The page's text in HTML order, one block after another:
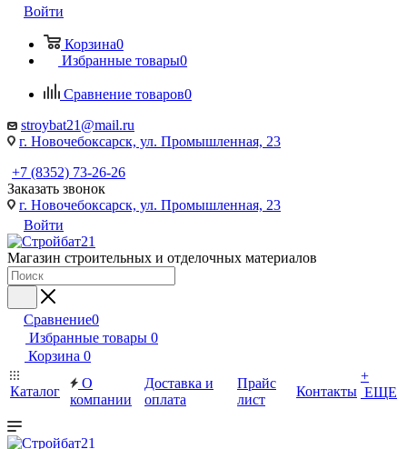
Войти
Корзина0
Избранные товары0
Сравнение товаров0
stroybat21@mail.ru
г. Новочебоксарск, ул. Промышленная, 23
+7 (8352) 73-26-26
Заказать звонок
г. Новочебоксарск, ул. Промышленная, 23
Войти
Магазин строительных и отделочных материалов
Сравнение0
Избранные товары 0
Корзина 0
Каталог
О
компании
Доставка и
оплата
Прайс
лист
Контакты
+
ЕЩЕ